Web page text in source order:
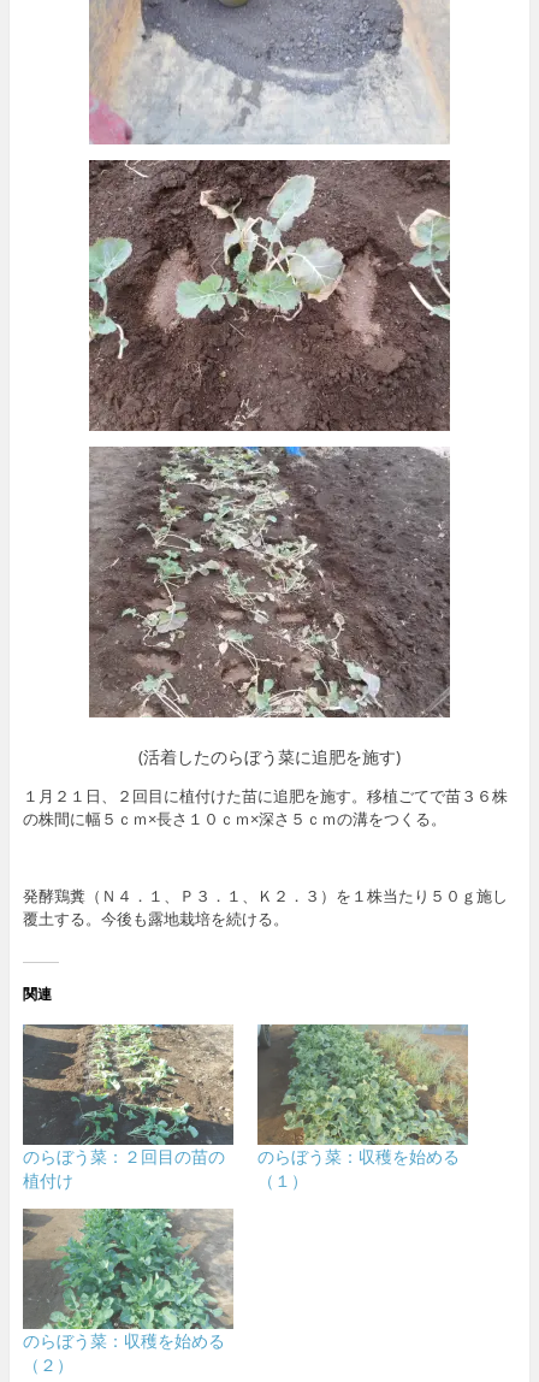
(活着したのらぼう菜に追肥を施す)
１月２１日、２回目に植付けた苗に追肥を施す。移植ごてで苗３６株
の株間に幅５ｃｍ×長さ１０ｃｍ×深さ５ｃｍの溝をつくる。
発酵鶏糞（Ｎ４．１、Ｐ３．１、Ｋ２．３）を１株当たり５０ｇ施し
覆土する。今後も露地栽培を続ける。
関連
のらぼう菜：２回目の苗の
植付け
のらぼう菜：収穫を始める
（１）
のらぼう菜：収穫を始める
（２）